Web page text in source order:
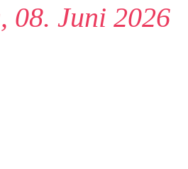
08. Juni 2026